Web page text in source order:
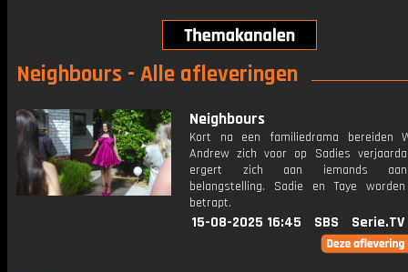
Neighbours - Alle afleveringen
Neighbours
Kort na een familiedrama bereiden
Andrew zich voor op Sadies
ergert zich aan iemands
belangstelling. Sadie en Taye
betrapt.
15-08-2025 16:45 SBS Serie.TV